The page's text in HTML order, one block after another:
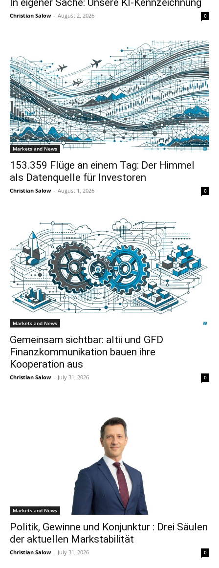
In eigener Sache: Unsere KI-Kennzeichnung
Christian Salow - August 2, 2026 0
Markets and News
153.359 Flüge an einem Tag: Der Himmel
als Datenquelle für Investoren
Christian Salow - August 1, 2026 0
Markets and News
Gemeinsam sichtbar: altii und GFD
Finanzkommunikation bauen ihre
Kooperation aus
Christian Salow - July 31, 2026 0
Markets and News
Politik, Gewinne und Konjunktur : Drei Säulen
der aktuellen Markstabilität
Christian Salow - July 31, 2026 0